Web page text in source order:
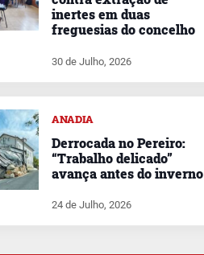
inertes em duas
freguesias do concelho
30 de Julho, 2026
ANADIA
Derrocada no Pereiro:
“Trabalho delicado”
avança antes do inverno
24 de Julho, 2026